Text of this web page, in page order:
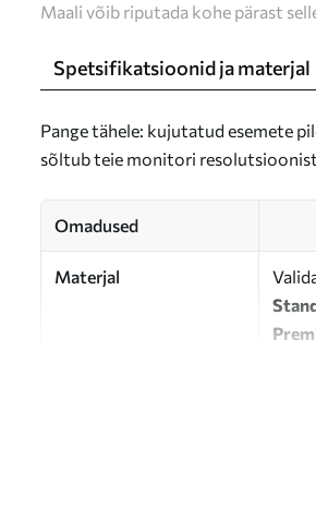
Maali võib riputada kohe pärast
Spetsifikatsioonid ja materjal
Pange tähele: kujutatud esemete
sõltub teie monitori
Omadused
Materjal